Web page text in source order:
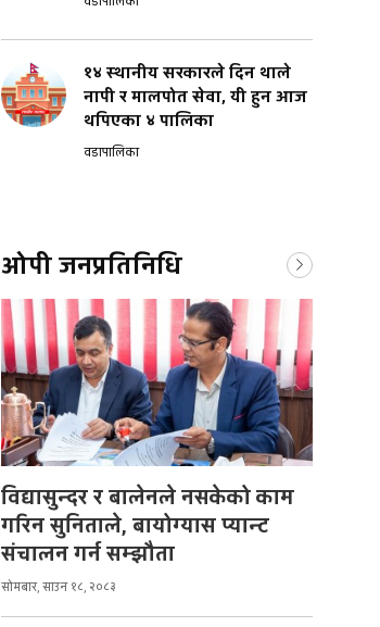
१४ स्थानीय सरकारले दिन थाले
नापी र मालपोत सेवा, यी हुन आज
थपिएका ४ पालिका
वडापालिका
ओपी जनप्रतिनिधि
विद्यासुन्दर र बालेनले नसकेको काम
गरिन सुनिताले, बायोग्यास प्यान्ट
संचालन गर्न सम्झौता
सोमबार, साउन १८, २०८३